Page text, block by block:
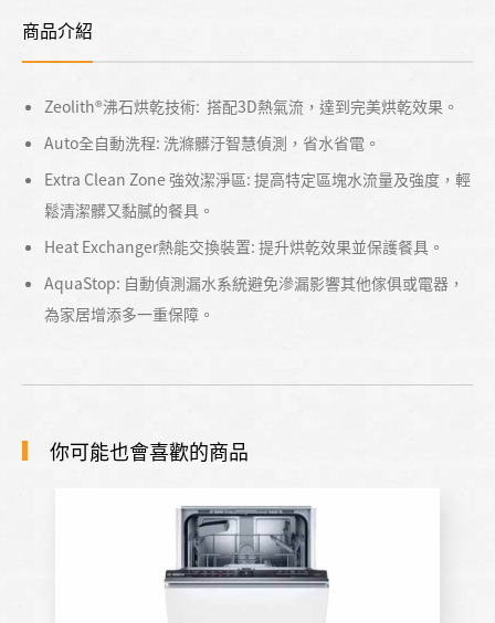
商品介紹
Zeolith®沸石烘乾技術: 搭配3D熱氣流，達到完美烘乾效果。
Auto全自動洗程: 洗滌髒汙智慧偵測，省水省電。
Extra Clean Zone 強效潔淨區: 提高特定區塊水流量及強度，輕
鬆清潔髒又黏膩的餐具。
Heat Exchanger熱能交換裝置: 提升烘乾效果並保護餐具。
AquaStop: 自動偵測漏水系統避免滲漏影響其他傢俱或電器，
為家居增添多一重保障。
你可能也會喜歡的商品